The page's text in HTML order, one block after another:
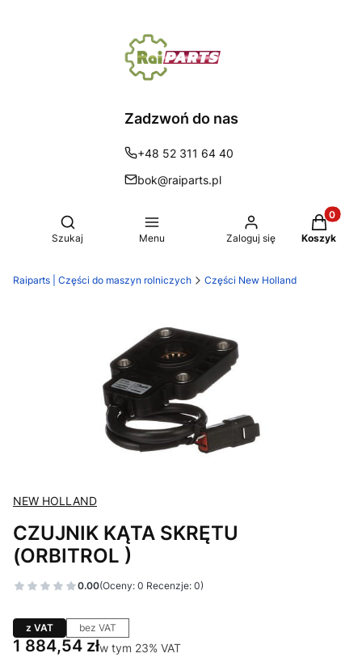
Zadzwoń do nas
+48 52 311 64 40
bok@raiparts.pl
Otwórz wyszukiwarkę
Szukaj Menu Zaloguj się Koszyk
Raiparts | Części do maszyn rolniczych Części New Holland
NEW HOLLAND
CZUJNIK KĄTA SKRĘTU
(ORBITROL )
0.00(Oceny: 0 Recenzje: 0)
z VAT bez VAT
Cena
1 884,54 złw tym 23% VAT
w tym 23% VAT